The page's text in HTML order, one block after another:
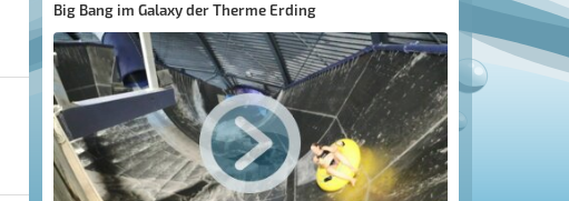
Big Bang im Galaxy der Therme Erding